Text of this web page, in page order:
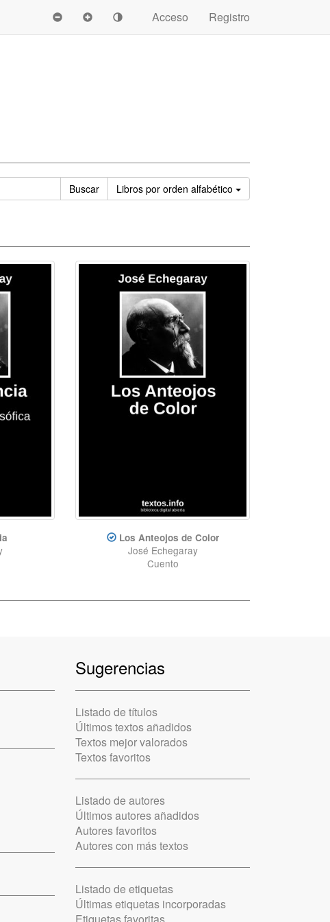
Acceso
Registro
Buscar Libros por orden alfabético Ordenar
Los Anteojos de Color
José Echegaray
Cuento
Sugerencias
Listado de títulos
Últimos textos añadidos
Textos mejor valorados
Textos favoritos
Listado de autores
Últimos autores añadidos
Autores favoritos
Autores con más textos
Listado de etiquetas
Últimas etiquetas incorporadas